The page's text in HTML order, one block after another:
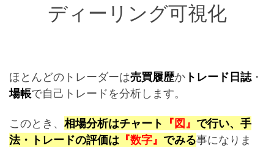
ディーリング可視化
ほとんどのトレーダーは売買履歴か トレード日誌・
場帳で自己トレードを分析します。
このとき、 相場分析はチャート 『図』 で行い、手
法・トレードの評価は 『数字』 でみる事になりま